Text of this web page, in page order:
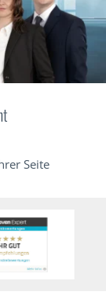
Seite